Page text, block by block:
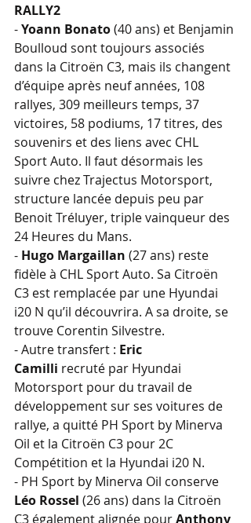
RALLY2
- Yoann Bonato (40 ans) et Benjamin
Boulloud sont toujours associés
dans la Citroën C3, mais ils changent
d’équipe après neuf années, 108
rallyes, 309 meilleurs temps, 37
victoires, 58 podiums, 17 titres, des
souvenirs et des liens avec CHL
Sport Auto. Il faut désormais les
suivre chez Trajectus Motorsport,
structure lancée depuis peu par
Benoit Tréluyer, triple vainqueur des
24 Heures du Mans.
- Hugo Margaillan (27 ans) reste
fidèle à CHL Sport Auto. Sa Citroën
C3 est remplacée par une Hyundai
i20 N qu’il découvrira. A sa droite, se
trouve Corentin Silvestre.
- Autre transfert : Eric
Camilli recruté par Hyundai
Motorsport pour du travail de
développement sur ses voitures de
rallye, a quitté PH Sport by Minerva
Oil et la Citroën C3 pour 2C
Compétition et la Hyundai i20 N.
- PH Sport by Minerva Oil conserve
Léo Rossel (26 ans) dans la Citroën
C3 également alignée pour Anthony